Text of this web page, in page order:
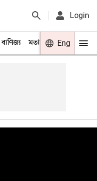
Login
বাণিজ্য মতামত খেলা
Eng